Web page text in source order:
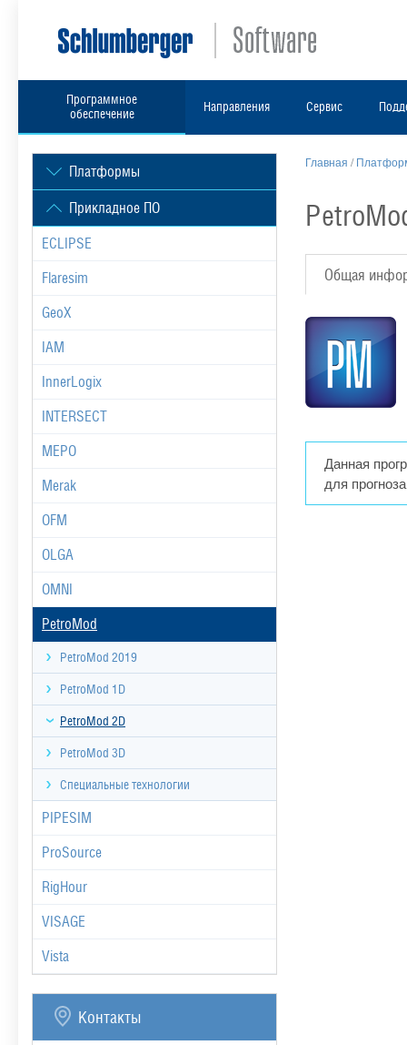
Программное
обеспечение
Направления Сервис
Платформы
Прикладное ПО
ECLIPSE
Flaresim
GeoX
IAM
InnerLogix
INTERSECT
MEPO
Merak
OFM
OLGA
OMNI
PetroMod
PetroMod 2019
PetroMod 1D
PetroMod 2D
PetroMod 3D
Специальные технологии
PIPESIM
ProSource
RigHour
VISAGE
Vista
Контакты
Главная /
Общая
Данная
для